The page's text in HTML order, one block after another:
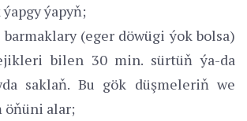
ýapyň;
(eger döwügi ýok bolsa)
bilen 30 min. sürtüň ýa-da
saklaň. Bu gök düşmeleriň we
alar;